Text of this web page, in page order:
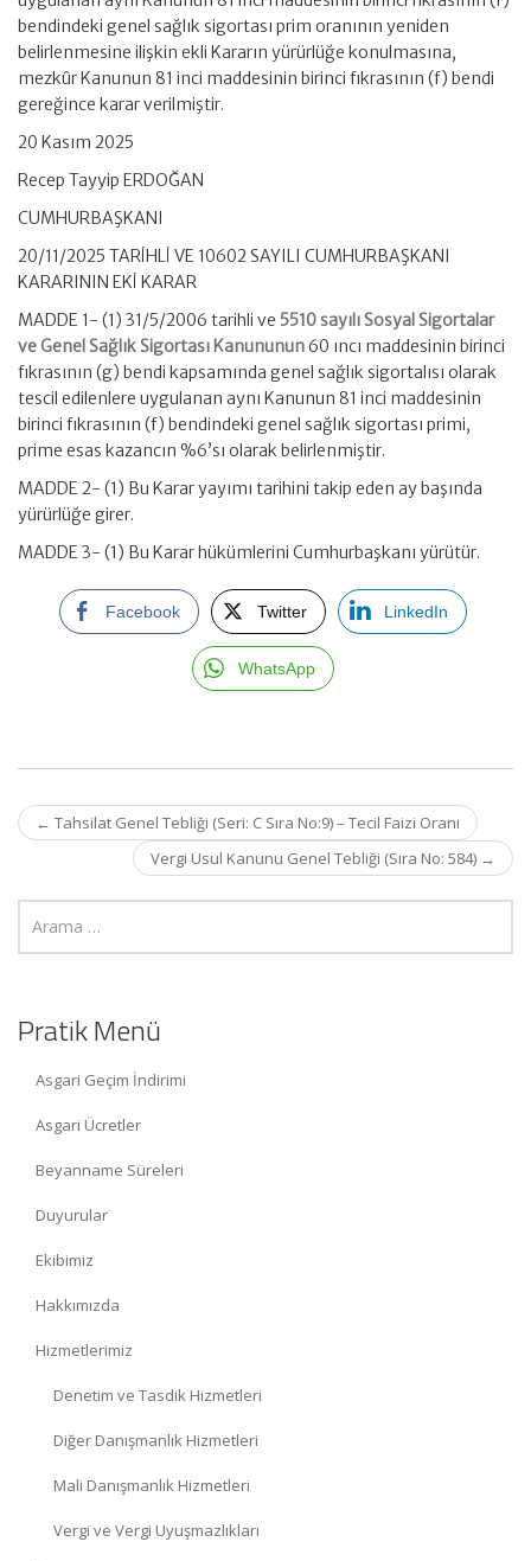
bendindeki genel sağlık sigortası prim oranının yeniden
belirlenmesine ilişkin ekli Kararın yürürlüğe konulmasına,
mezkûr Kanunun 81 inci maddesinin birinci fıkrasının (f) bendi
gereğince karar verilmiştir.
20 Kasım 2025
Recep Tayyip ERDOĞAN
CUMHURBAŞKANI
20/11/2025 TARİHLİ VE 10602 SAYILI CUMHURBAŞKANI
KARARININ EKİ KARAR
MADDE 1- (1) 31/5/2006 tarihli ve 5510 sayılı Sosyal Sigortalar
ve Genel Sağlık Sigortası Kanununun60 ıncı maddesinin birinci
fıkrasının (g) bendi kapsamında genel sağlık sigortalısı olarak
tescil edilenlere uygulanan aynı Kanunun 81 inci maddesinin
birinci fıkrasının (f) bendindeki genel sağlık sigortası primi,
prime esas kazancın %6’sı olarak belirlenmiştir.
MADDE 2- (1) Bu Karar yayımı tarihini takip eden ay başında
yürürlüğe girer.
MADDE 3- (1) Bu Karar hükümlerini Cumhurbaşkanı yürütür.
Facebook Twitter LinkedIn
WhatsApp
Post
navigation
← Tahsilat Genel Tebliği (Seri: C Sıra No:9) – Tecil Faizi Oranı
Vergi Usul Kanunu Genel Tebliği (Sıra No: 584) →
Pratik Menü
Asgari Geçim İndirimi
Asgari Ücretler
Beyanname Süreleri
Duyurular
Ekibimiz
Hakkımızda
Hizmetlerimiz
Denetim ve Tasdik Hizmetleri
Diğer Danışmanlık Hizmetleri
Mali Danışmanlık Hizmetleri
Vergi ve Vergi Uyuşmazlıkları